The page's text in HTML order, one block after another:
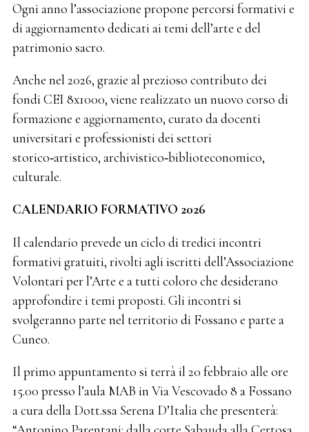
Ogni anno l’associazione propone percorsi formativi e
di aggiornamento dedicati ai temi dell’arte e del
patrimonio sacro.
Anche nel 2026, grazie al prezioso contributo dei
fondi CEI 8x1000, viene realizzato un nuovo corso di
formazione e aggiornamento, curato da docenti
universitari e professionisti dei settori
storico‑artistico, archivistico‑biblioteconomico,
culturale.
CALENDARIO FORMATIVO 2026
Il calendario prevede un ciclo di tredici incontri
formativi gratuiti, rivolti agli iscritti dell’Associazione
Volontari per l’Arte e a tutti coloro che desiderano
approfondire i temi proposti. Gli incontri si
svolgeranno parte nel territorio di Fossano e parte a
Cuneo.
Il primo appuntamento si terrà il 20 febbraio alle ore
15.00 presso l’aula MAB in Via Vescovado 8 a Fossano
a cura della Dott.ssa Serena D’Italia che presenterà: